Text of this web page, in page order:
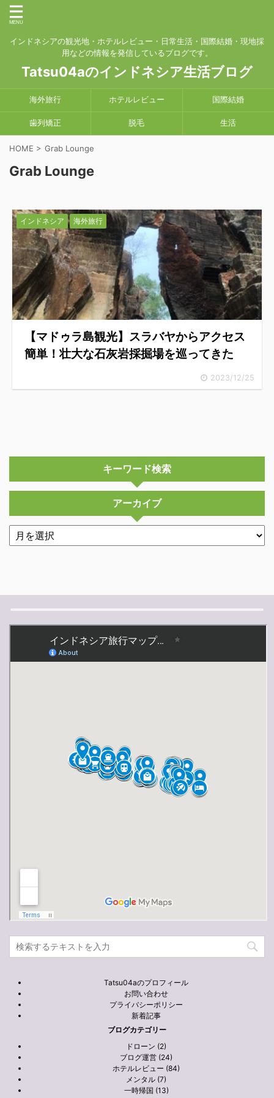
インドネシアの観光地・ホテルレビュー・日常生活・国際結婚・現地採
用などの情報を発信しているブログです。
Tatsu04aのインドネシア生活ブログ
海外旅行 ホテルレビュー 国際結婚
歯列矯正 脱毛 生活
HOME > Grab Lounge
Grab Lounge
インドネシア 海外旅行
【マドゥラ島観光】スラバヤからアクセス
簡単！壮大な石灰岩採掘場を巡ってきた
2023/12/25
キーワード検索
アーカイブ
Tatsu04aのプロフィール
お問い合わせ
プライバシーポリシー
新着記事
ブログカテゴリー
ドローン (2)
ブログ運営 (24)
ホテルレビュー (84)
メンタル (7)
一時帰国 (13)